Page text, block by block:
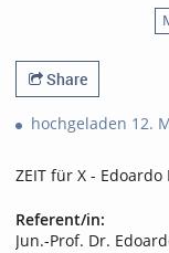
Share
hochgeladen 12.
ZEIT für X -
Referent/in:
Jun.-Prof. Dr.